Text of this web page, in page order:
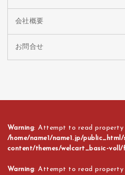
会社概要
お問合せ
Warning: Attempt to read property
/home/name1/name1.jp/
content/themes/welcart_basic-voll/
Warning: Attempt to read property